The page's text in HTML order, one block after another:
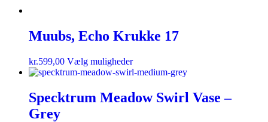
Muubs, Echo Krukke 17
kr.599,00 Vælg muligheder
Specktrum Meadow Swirl Vase –
Grey